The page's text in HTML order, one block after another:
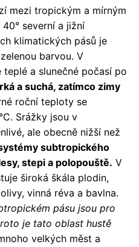
mezi tropickým a mírným
severní a jižní
klimatických pásů je
barvou. V
a slunečné počasí po
a suchá, zatímco zimy
roční teploty se
Srážky jsou v
ale obecně nižší než
subtropického
stepi a polopouště. V
široká škála plodin,
vinná réva a bavlna.
pásu jsou pro
je tato oblast hustě
velkých měst a